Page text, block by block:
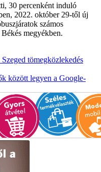
30 percenként induló
2022. október 29-től új
számos
megyékben.
Szeged tömegközlekedés
között legyen a Google-